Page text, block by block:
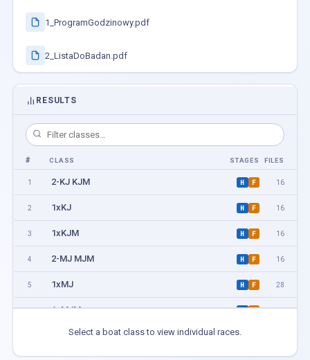
1_ProgramGodzinowy.pdf
2_ListaDoBadan.pdf
RESULTS
# CLASS STAGES FILES
1 2-KJ KJM H F 16
2 1xKJ H F 16
3 1xKJM H F 16
4 2-MJ MJM H F 16
5 1xMJ H F 28
6 1xMJM H F 20
2-KA KB H
Select a boat class to view individual races.